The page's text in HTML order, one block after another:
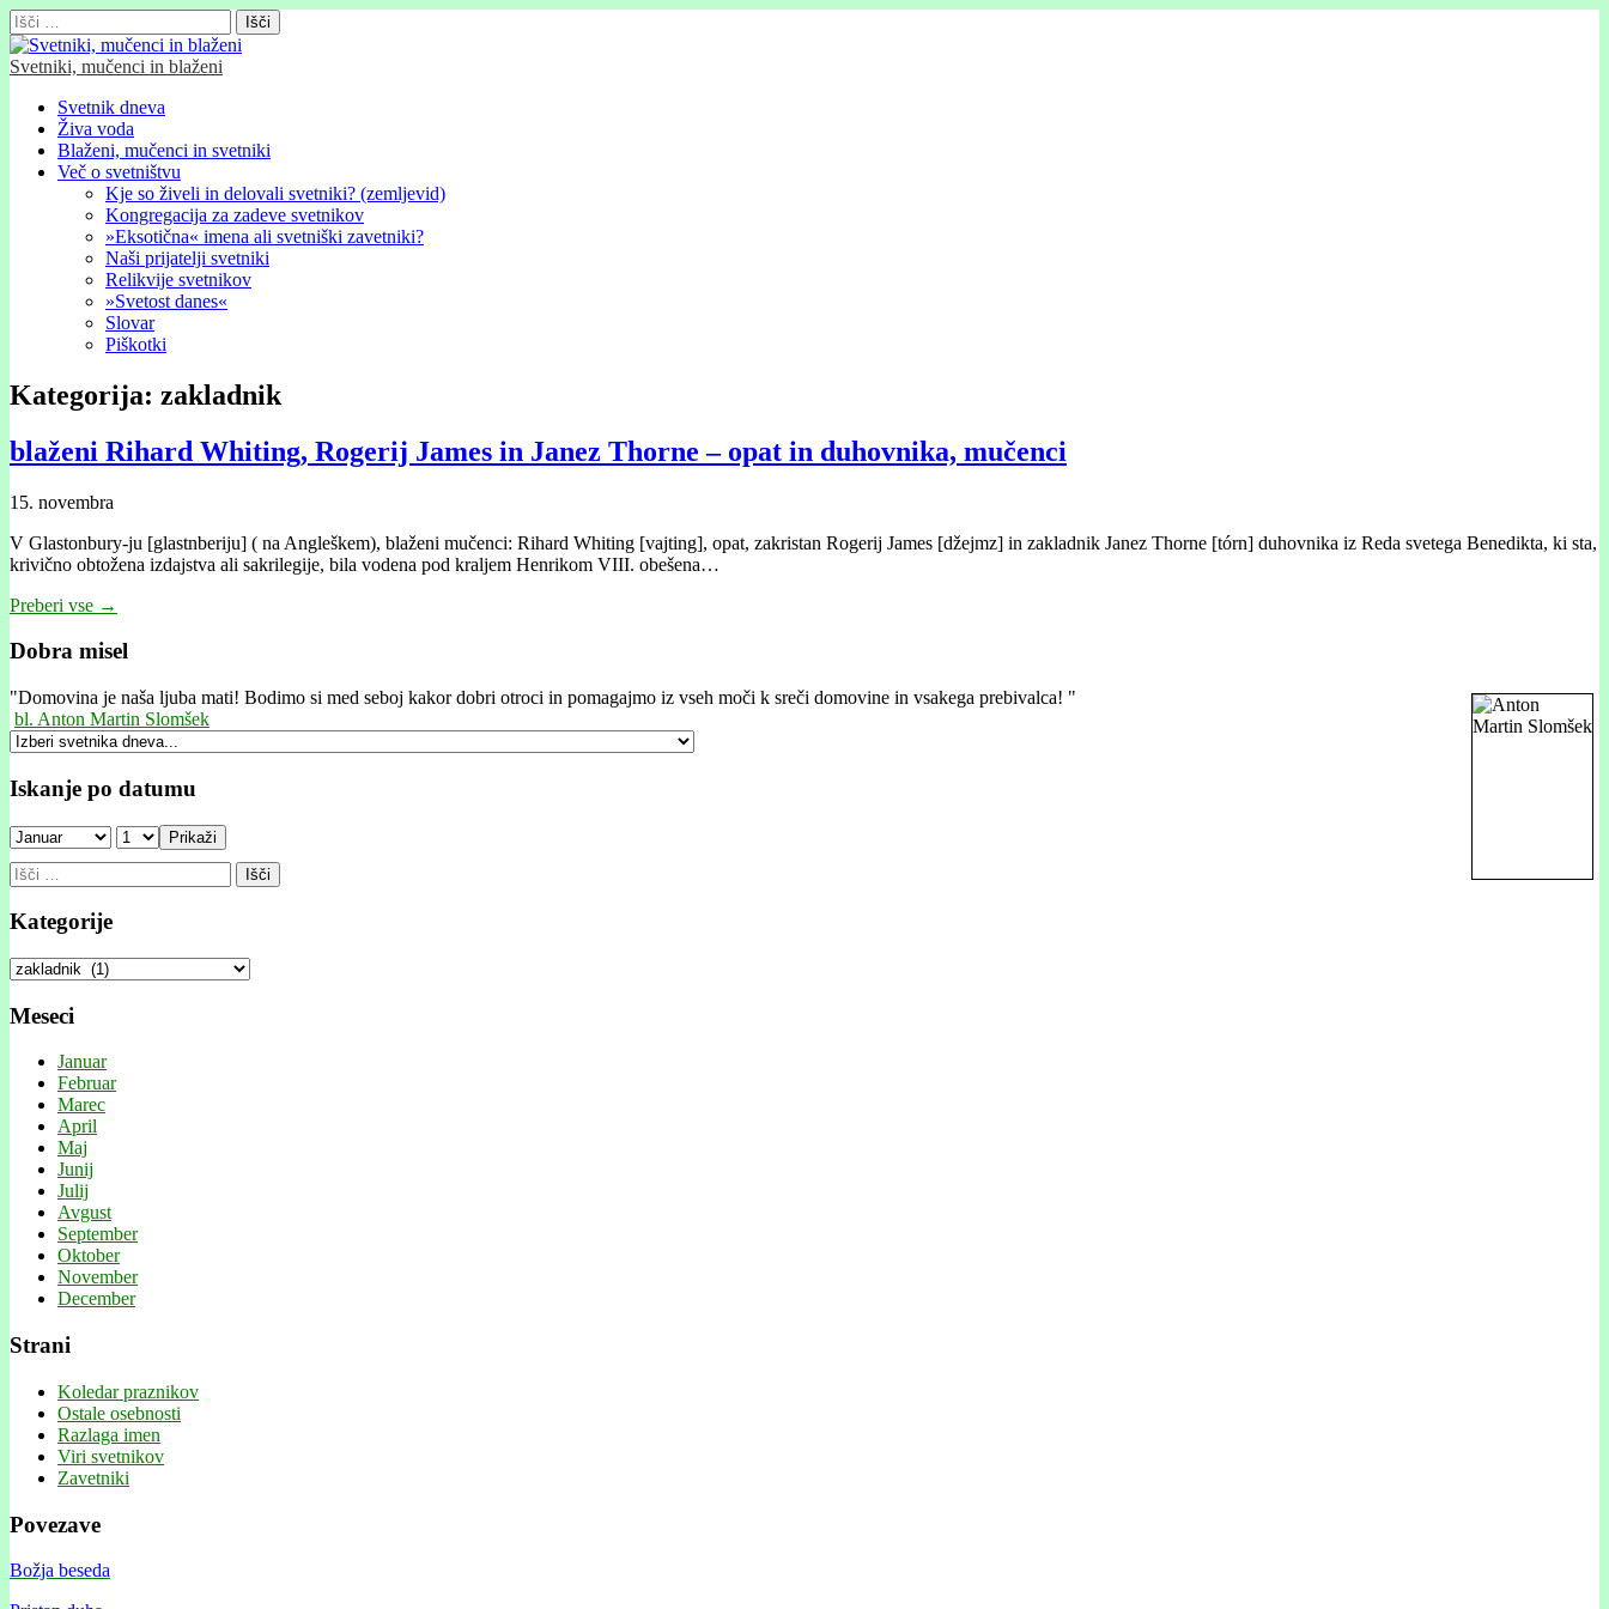
Išči:
Svetniki, mučenci in blaženi
Glavni
meni
Skip
content
Svetnik dneva
Živa voda
Blaženi, mučenci in svetniki
Več o svetništvu
Kje so živeli in delovali svetniki? (zemljevid)
Kongregacija za zadeve svetnikov
»Eksotična« imena ali svetniški zavetniki?
Naši prijatelji svetniki
Relikvije svetnikov
»Svetost danes«
Slovar
Piškotki
Kategorija: zakladnik
blaženi Rihard Whiting, Rogerij James in Janez Thorne – opat in duhovnika, mučenci
15. novembra
V Glastonbury-ju [glastnberiju] ( na Angleškem), blaženi mučenci: Rihard Whiting [vajting], opat, zakristan Rogerij James [džejmz] in zakladnik Janez Thorne [tórn] duhovnika iz Reda svetega Benedikta, ki sta,
krivično obtožena izdajstva ali sakrilegije, bila vodena pod kraljem Henrikom VIII. obešena…
Preberi vse →
Dobra misel
"Domovina je naša ljuba mati! Bodimo si med seboj kakor dobri otroci in pomagajmo iz vseh moči k sreči domovine in vsakega prebivalca! "
bl. Anton Martin Slomšek
Iskanje po datumu
Prikaži
Išči:
Kategorije
Kategorije
Meseci
Januar
Februar
Marec
April
Maj
Junij
Julij
Avgust
September
Oktober
November
December
Strani
Koledar praznikov
Ostale osebnosti
Razlaga imen
Viri svetnikov
Zavetniki
Povezave
Božja beseda